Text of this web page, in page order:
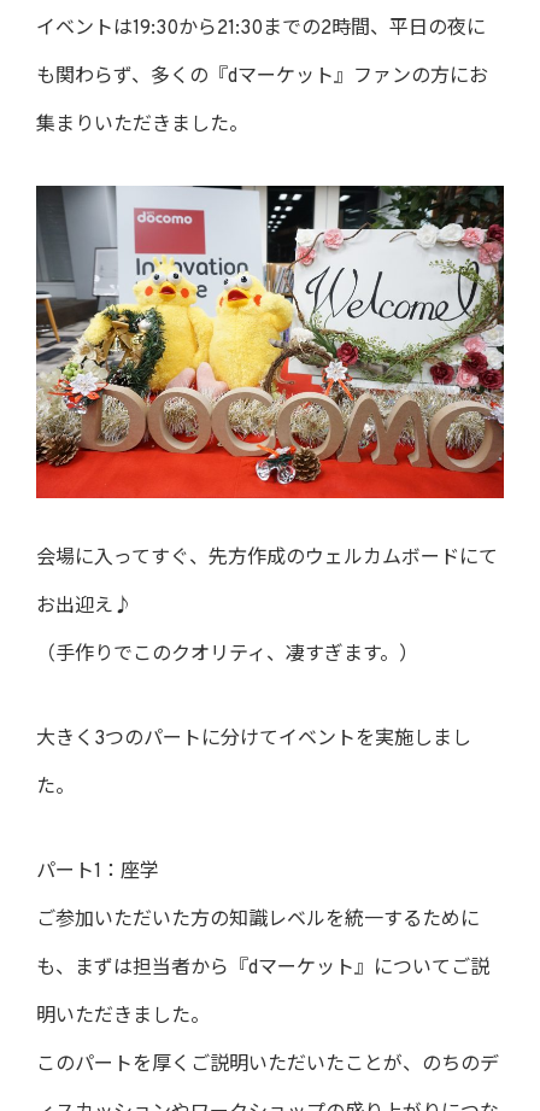
イベントは19:30から21:30までの2時間、平日の夜に
も関わらず、多くの『dマーケット』ファンの方にお
集まりいただきました。
会場に入ってすぐ、先方作成のウェルカムボードにて
お出迎え♪
（手作りでこのクオリティ、凄すぎます。）
大きく3つのパートに分けてイベントを実施しまし
た。
パート1：座学
ご参加いただいた方の知識レベルを統一するために
も、まずは担当者から『dマーケット』についてご説
明いただきました。
このパートを厚くご説明いただいたことが、のちのデ